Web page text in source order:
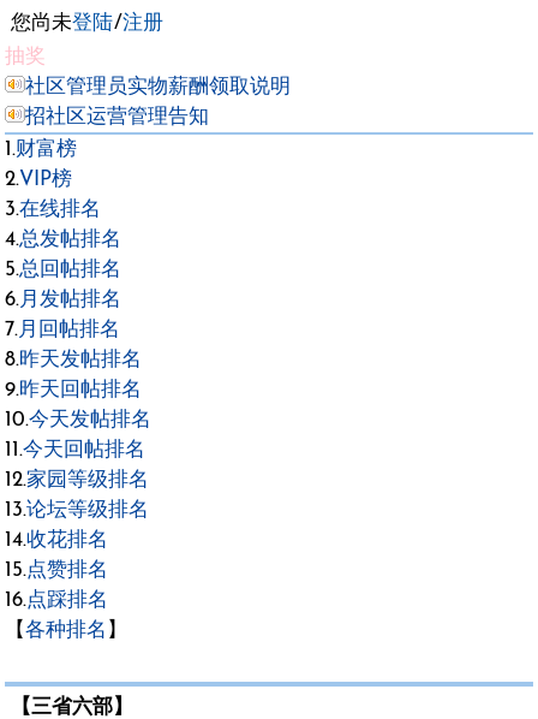
您尚未登陆/注册
抽奖
社区管理员实物薪酬领取说明
招社区运营管理告知
1.财富榜
2.VIP榜
3.在线排名
4.总发帖排名
5.总回帖排名
6.月发帖排名
7.月回帖排名
8.昨天发帖排名
9.昨天回帖排名
10.今天发帖排名
11.今天回帖排名
12.家园等级排名
13.论坛等级排名
14.收花排名
15.点赞排名
16.点踩排名
【各种排名 】
【三省六部】